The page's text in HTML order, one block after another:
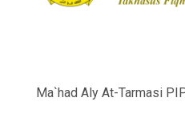
Ma`had Aly At-Tarmasi